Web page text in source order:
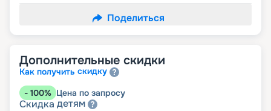
Поделиться
Дополнительные скидки
Как получить скидку
- 100% Цена по запросу
Скидка детям